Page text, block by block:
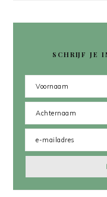
SCHRIJF JE